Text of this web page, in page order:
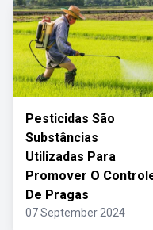
Pesticidas São
Substâncias
Utilizadas Para
Promover O
De Pragas
07 September 2024